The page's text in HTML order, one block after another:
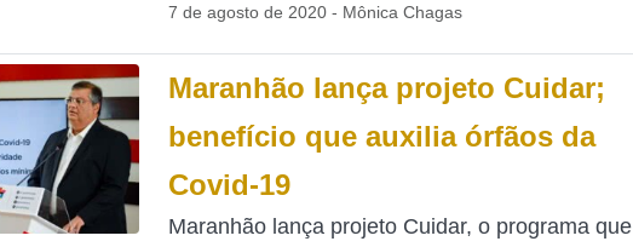
7 de agosto de 2020 - Mônica Chagas
Maranhão lança projeto Cuidar;
benefício que auxilia órfãos da
Covid-19
Maranhão lança projeto Cuidar, o programa que